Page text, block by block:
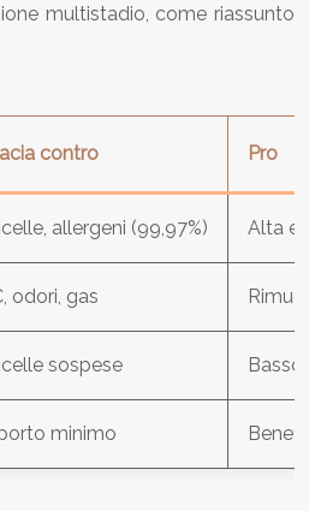
multistadio, come riassunto
contro Pro
allergeni (99,97%) Alta
odori, gas
sospese
minimo